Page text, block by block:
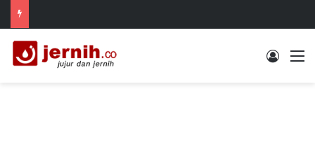
Log In